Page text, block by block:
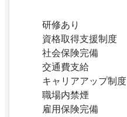
研修あり
資格取得支援制度
社会保険完備
交通費支給
キャリアアップ制度
職場内禁煙
雇用保険完備